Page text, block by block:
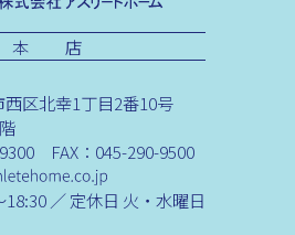
本 店
区北幸1丁目2番10号
FAX：045-290-9500
／ 定休日 火・水曜日